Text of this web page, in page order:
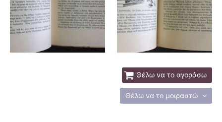
Θέλω να το αγοράσω
Θέλω να το μοιραστώ